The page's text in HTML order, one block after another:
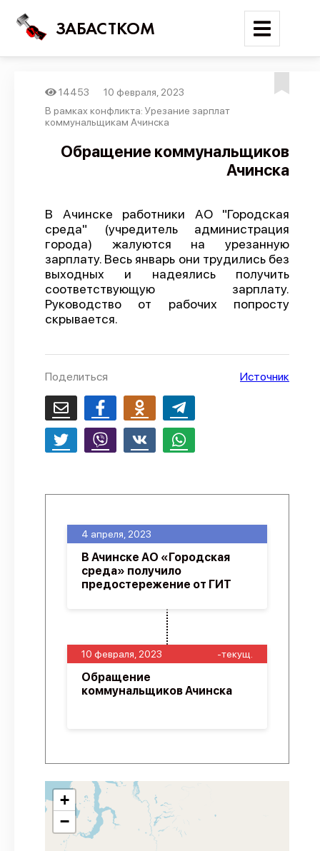
ЗАБАСТКОМ
Войти
Поиск
Трудовые конфликты
Отчеты
Предложить публикацию
Справочник
14453
10 февраля, 2023
В рамках конфликта: Урезание зарплат
коммунальщикам Ачинска
Обращение коммунальщиков
Ачинска
В Ачинске работники АО "Городская
среда" (учредитель администрация
города) жалуются на урезанную
зарплату. Весь январь они трудились без
выходных и надеялись получить
соответствующую зарплату.
Руководство от рабочих попросту
скрывается.
Поделиться Источник
10 февраля, 2023 -текущ.
Обращение
коммунальщиков Ачинска
4 апреля, 2023
В Ачинске АО «Городская
среда» получило
предостережение от ГИТ
+
−